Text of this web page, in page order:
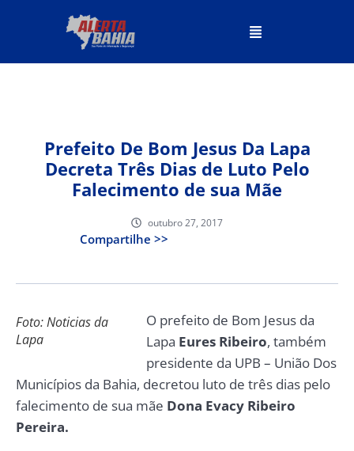
Prefeito De Bom Jesus Da Lapa
Decreta Três Dias de Luto Pelo
Falecimento de sua Mãe
outubro 27, 2017
Compartilhe >>
Foto: Noticias da
Lapa
O prefeito de Bom Jesus da
Lapa Eures Ribeiro, também
presidente da UPB – União Dos
Municípios da Bahia, decretou luto de três dias pelo
falecimento de sua mãe Dona Evacy Ribeiro
Pereira.